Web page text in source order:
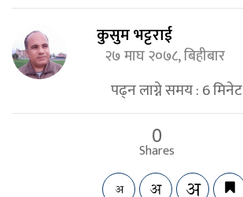
कुसुम भट्टराई
२७ माघ २०७८, बिहीबार
पढ्न लाग्ने समय :6मिनेट
0
Shares